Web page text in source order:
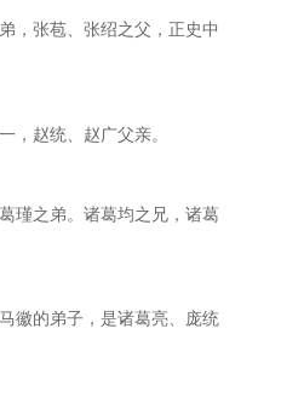
，张苞、张绍之父，正史中
，赵统、赵广父亲。
瑾之弟。诸葛均之兄，诸葛
徽的弟子，是诸葛亮、庞统